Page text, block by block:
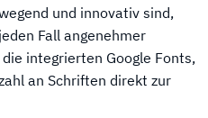
und innovativ sind,
Fall angenehmer
integrierten Google Fonts,
an Schriften direkt zur